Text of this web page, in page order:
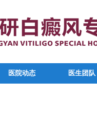
医院动态 医生团队